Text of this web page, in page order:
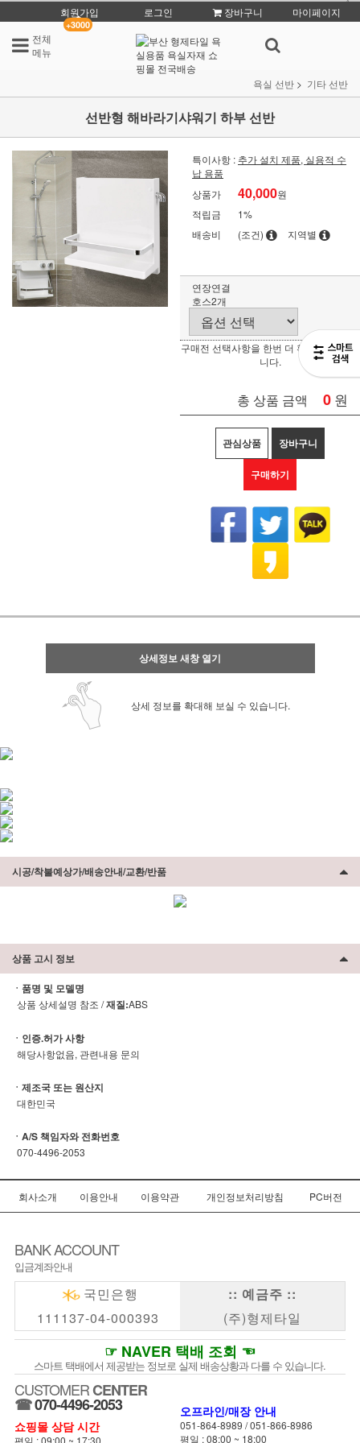
회원가입
+3000
로그인 장바구니
마이페이지
전체
메뉴
욕실 선반 기타 선반
선반형 해바라기샤워기 하부 선반
특이사항 : 추가 설치 제품, 실용적 수
납 용품
상품가
40,000원
적립금
1%
배송비
(조건) 지역별
연장연결
호스2개
구매전 선택사항을 한번 더 확인 부탁 드립
니다.
총 상품 금액 0 원
관심상품 장바구니
구매하기
상세정보 새창 열기
상세 정보를 확대해 보실 수 있습니다.
시공/착불예상가/배송안내/교환/반품
상품 고시 정보
ㆍ품명 및 모델명
상품 상세설명 참조 /재질:ABS
ㆍ인증.허가 사항
해당사항없음, 관련내용 문의
ㆍ제조국 또는 원산지
대한민국
ㆍA/S 책임자와 전화번호
070-4496-2053
회사소개 이용안내 이용약관 개인정보처리방침 PC버전
BANK ACCOUNT
입금계좌안내
국민은행
111137-04-000393
:: 예금주 ::
(주)형제타일
☞ NAVER 택배 조회 ☜
스마트 택배에서 제공받는 정보로 실제 배송상황과 다를 수 있습니다.
CUSTOMERCENTER
☎070-4496-2053
쇼핑몰 상담 시간
평일 : 09:00 ~ 17:30
오프라인/매장 안내
051-864-8989 /051-866-8986
평일 : 08:00 ~ 18:00